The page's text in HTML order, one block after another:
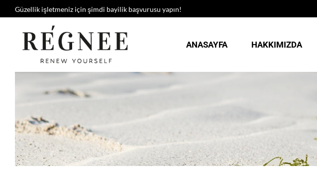
Güzellik işletmeniz için şimdi bayilik başvurusu yapın!
ANASAYFA HAKKIMIZDA